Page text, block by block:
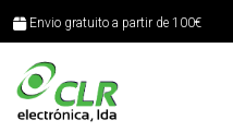
Envio gratuito a partir de 100€